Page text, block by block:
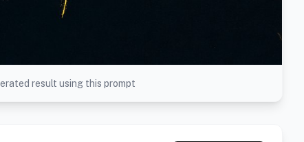
result using this prompt